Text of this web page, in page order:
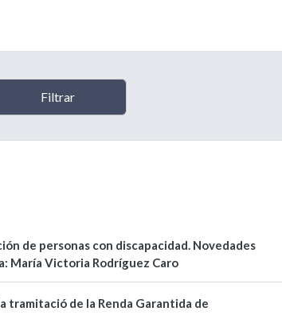
de personas con discapacidad. Novedades
María Victoria Rodríguez Caro
tramitació de la Renda Garantida de